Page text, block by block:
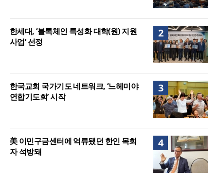
2
한세대, ‘블록체인 특성화 대학(원) 지원
사업’ 선정
3
한국교회 국가기도 네트워크, ‘느헤미야
연합기도회’ 시작
4
美 이민구금센터에 억류됐던 한인 목회
자 석방돼